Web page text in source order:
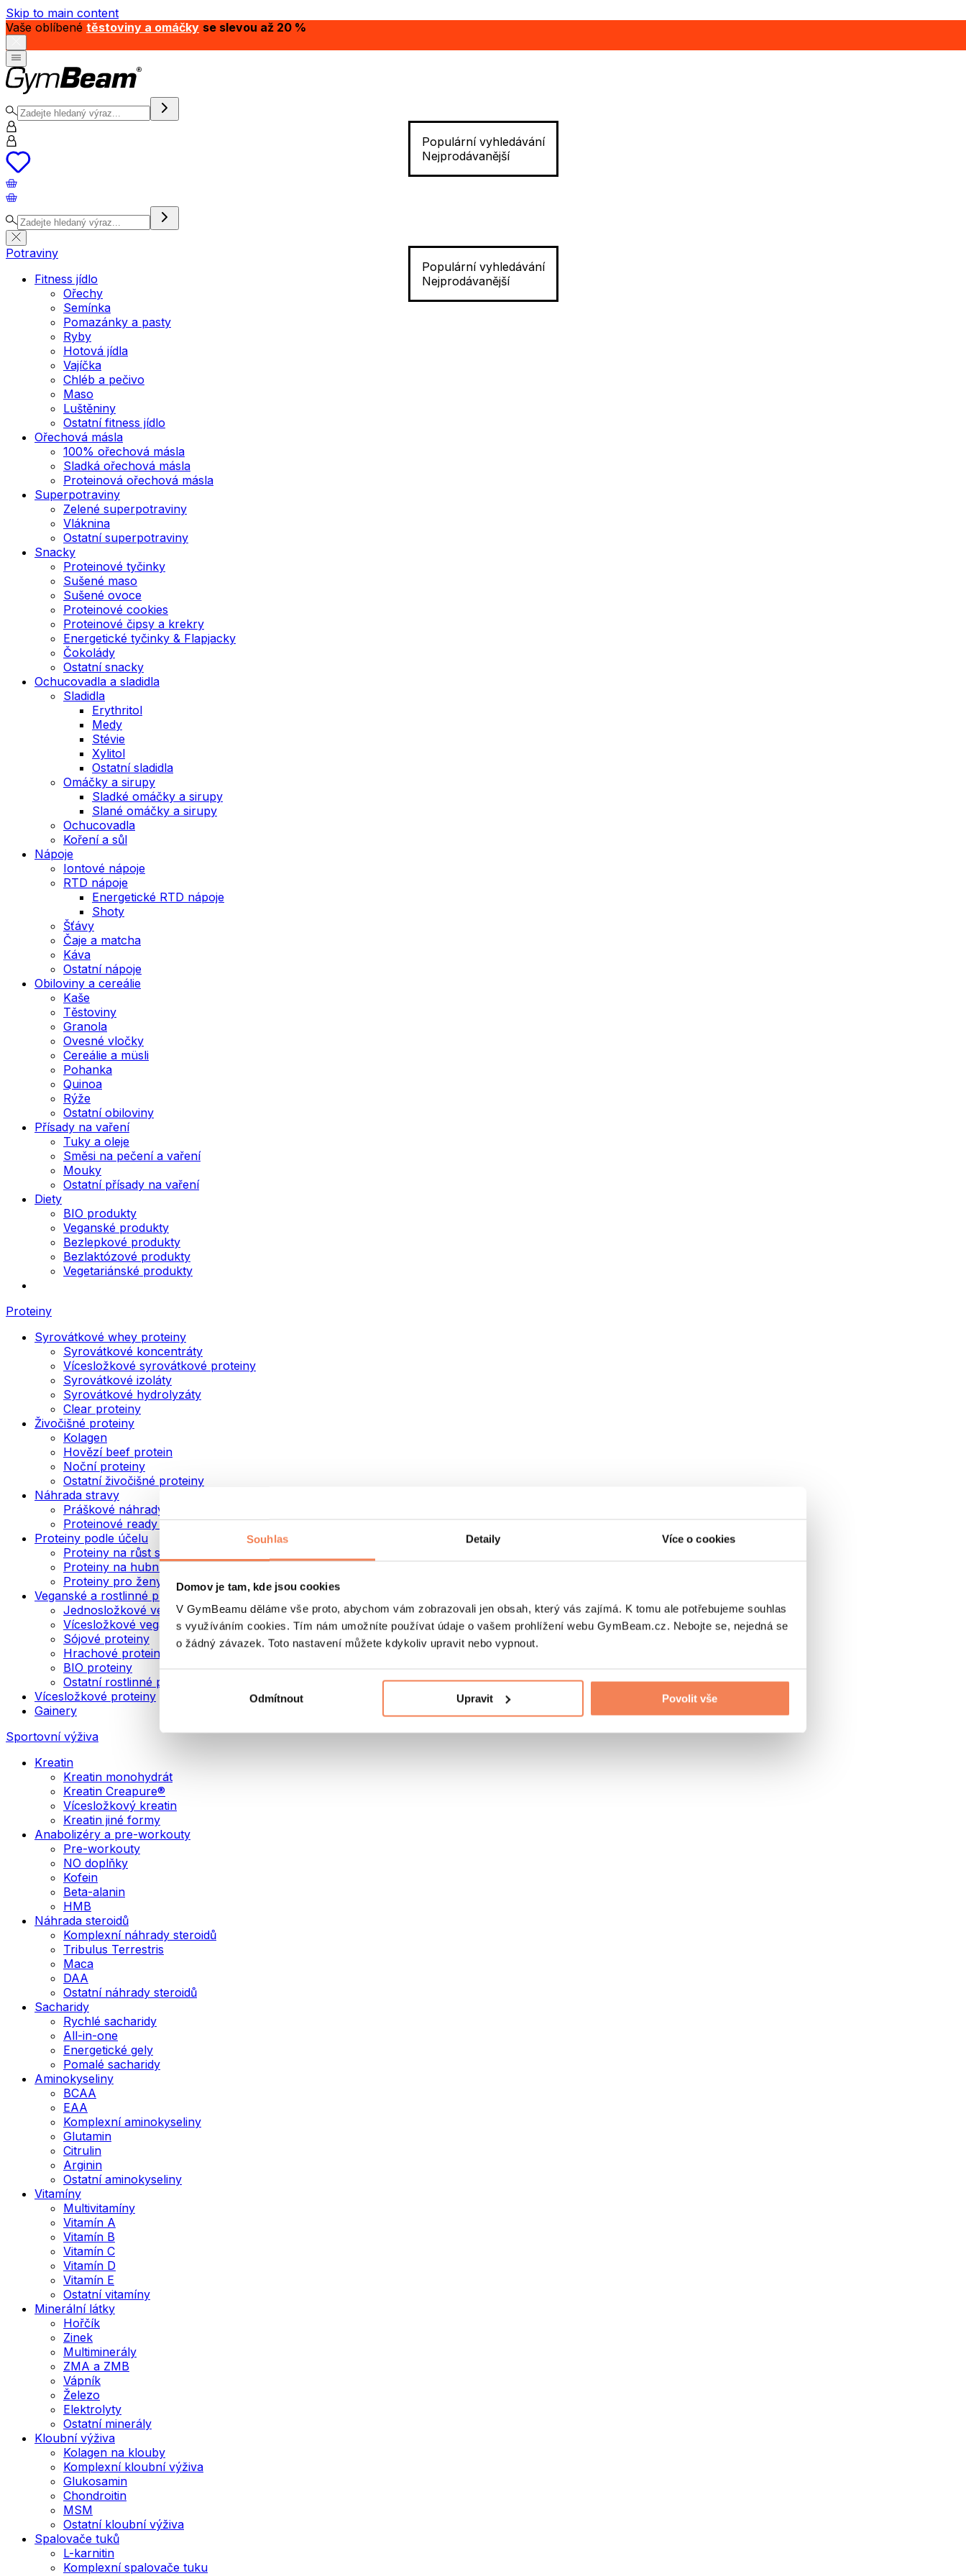
Souhlas Detaily Více o cookies
Domov je tam, kde jsou cookies
V GymBeamu děláme vše proto, abychom vám zobrazovali jen obsah, který vás zajímá. K tomu ale potřebujeme souhlas
s využíváním cookies. Tím nám umožníte používat údaje o vašem prohlížení webu GymBeam.cz. Nebojte se, nejedná se
o žádný závazek. Toto nastavení můžete kdykoliv upravit nebo vypnout.
Odmítnout Upravit Povolit vše
Skip to main content
Vaše oblíbené těstoviny a omáčky se slevou až 20 %
Populární vyhledávání
Nejprodávanější
Populární vyhledávání
Nejprodávanější
Potraviny
Fitness jídlo
Ořechy
Semínka
Pomazánky a pasty
Ryby
Hotová jídla
Vajíčka
Chléb a pečivo
Maso
Luštěniny
Ostatní fitness jídlo
Ořechová másla
100% ořechová másla
Sladká ořechová másla
Proteinová ořechová másla
Superpotraviny
Zelené superpotraviny
Vláknina
Ostatní superpotraviny
Snacky
Proteinové tyčinky
Sušené maso
Sušené ovoce
Proteinové cookies
Proteinové čipsy a krekry
Energetické tyčinky & Flapjacky
Čokolády
Ostatní snacky
Ochucovadla a sladidla
Sladidla
Erythritol
Medy
Stévie
Xylitol
Ostatní sladidla
Omáčky a sirupy
Sladké omáčky a sirupy
Slané omáčky a sirupy
Ochucovadla
Koření a sůl
Nápoje
Iontové nápoje
RTD nápoje
Energetické RTD nápoje
Shoty
Šťávy
Čaje a matcha
Káva
Ostatní nápoje
Obiloviny a cereálie
Kaše
Těstoviny
Granola
Ovesné vločky
Cereálie a müsli
Pohanka
Quinoa
Rýže
Ostatní obiloviny
Přísady na vaření
Tuky a oleje
Směsi na pečení a vaření
Mouky
Ostatní přísady na vaření
Diety
BIO produkty
Veganské produkty
Bezlepkové produkty
Bezlaktózové produkty
Vegetariánské produkty
Proteiny
Syrovátkové whey proteiny
Syrovátkové koncentráty
Vícesložkové syrovátkové proteiny
Syrovátkové izoláty
Syrovátkové hydrolyzáty
Clear proteiny
Živočišné proteiny
Kolagen
Hovězí beef protein
Noční proteiny
Ostatní živočišné proteiny
Náhrada stravy
Práškové náhrady stravy
Proteinové ready to drink nápoje
Proteiny podle účelu
Proteiny na růst svalů
Proteiny na hubnutí
Proteiny pro ženy
Veganské a rostlinné proteiny
Jednosložkové veganské proteiny
Vícesložkové veganské proteiny
Sójové proteiny
Hrachové proteiny
BIO proteiny
Ostatní rostlinné proteiny
Vícesložkové proteiny
Gainery
Sportovní výživa
Kreatin
Kreatin monohydrát
Kreatin Creapure®
Vícesložkový kreatin
Kreatin jiné formy
Anabolizéry a pre-workouty
Pre-workouty
NO doplňky
Kofein
Beta-alanin
HMB
Náhrada steroidů
Komplexní náhrady steroidů
Tribulus Terrestris
Maca
DAA
Ostatní náhrady steroidů
Sacharidy
Rychlé sacharidy
All-in-one
Energetické gely
Pomalé sacharidy
Aminokyseliny
BCAA
EAA
Komplexní aminokyseliny
Glutamin
Citrulin
Arginin
Ostatní aminokyseliny
Vitamíny
Multivitamíny
Vitamín A
Vitamín B
Vitamín C
Vitamín D
Vitamín E
Ostatní vitamíny
Minerální látky
Hořčík
Zinek
Multiminerály
ZMA a ZMB
Vápník
Železo
Elektrolyty
Ostatní minerály
Kloubní výživa
Kolagen na klouby
Komplexní kloubní výživa
Glukosamin
Chondroitin
MSM
Ostatní kloubní výživa
Spalovače tuků
L-karnitin
Komplexní spalovače tuku